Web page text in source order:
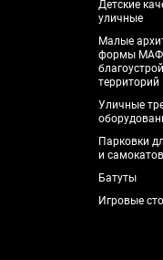
Детские
уличные
Малые
формы МАФ
территорий
Уличные
Парковки
и самокатов
Батуты
Игровые